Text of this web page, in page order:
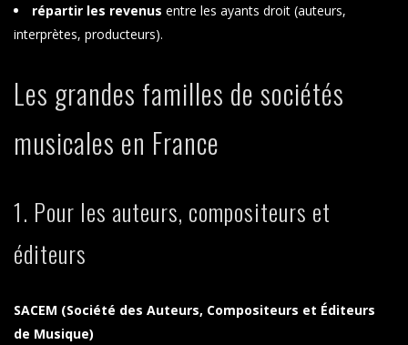
répartir les revenus entre les ayants droit (auteurs,
interprètes, producteurs).
Les grandes familles de sociétés
musicales en France
1. Pour les auteurs, compositeurs et
éditeurs
SACEM (Société des Auteurs, Compositeurs et Éditeurs
de Musique)